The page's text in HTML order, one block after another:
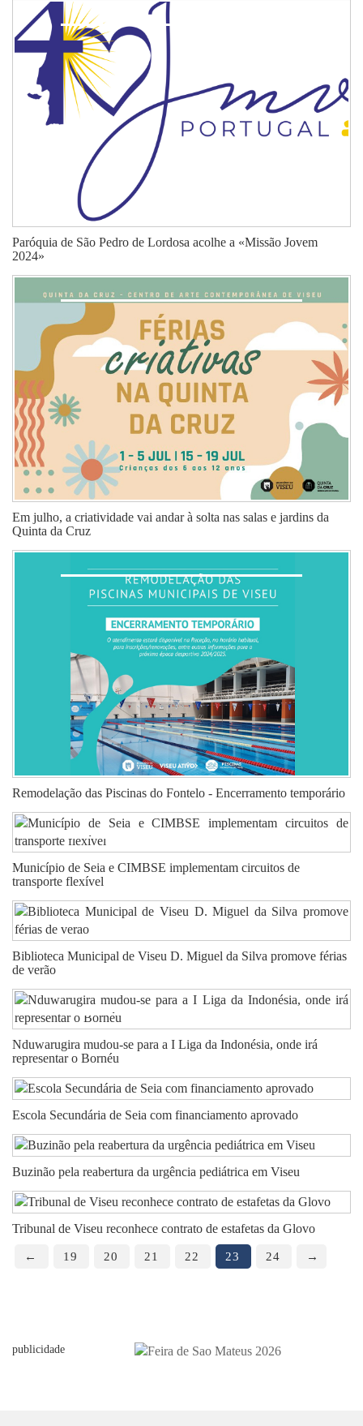
Paróquia de São Pedro de Lordosa acolhe a «Missão Jovem
2024»
Em julho, a criatividade vai andar à solta nas salas e jardins da
Quinta da Cruz
Remodelação das Piscinas do Fontelo - Encerramento temporário
Município de Seia e CIMBSE implementam circuitos de
transporte flexível
Biblioteca Municipal de Viseu D. Miguel da Silva promove férias
de verão
Nduwarugira mudou-se para a I Liga da Indonésia, onde irá
representar o Bornéu
Escola Secundária de Seia com financiamento aprovado
Buzinão pela reabertura da urgência pediátrica em Viseu
Tribunal de Viseu reconhece contrato de estafetas da Glovo
← 19 20 21 22 23 24 →
publicidade